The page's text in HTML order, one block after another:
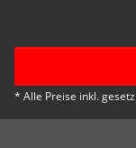
* Alle Preise inkl.